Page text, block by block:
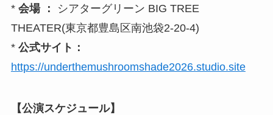
* 会場 ：
シアターグリーン BIG TREE
THEATER(東京都豊島区南池袋2-20-4)
* 公式サイト：
https://underthemushroomshade2026.studio.site
【公演スケジュール】